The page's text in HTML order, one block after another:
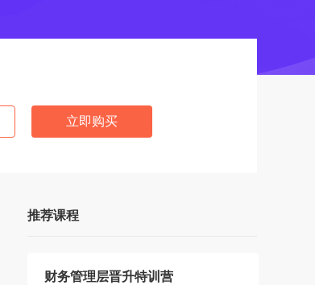
立即购买
推荐课程
财务管理层晋升特训营